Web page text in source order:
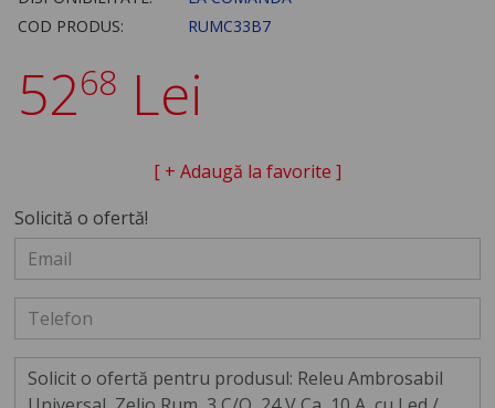
COD PRODUS:
RUMC33B7
5268 Lei
[ + Adaugă la favorite ]
Solicită o ofertă!